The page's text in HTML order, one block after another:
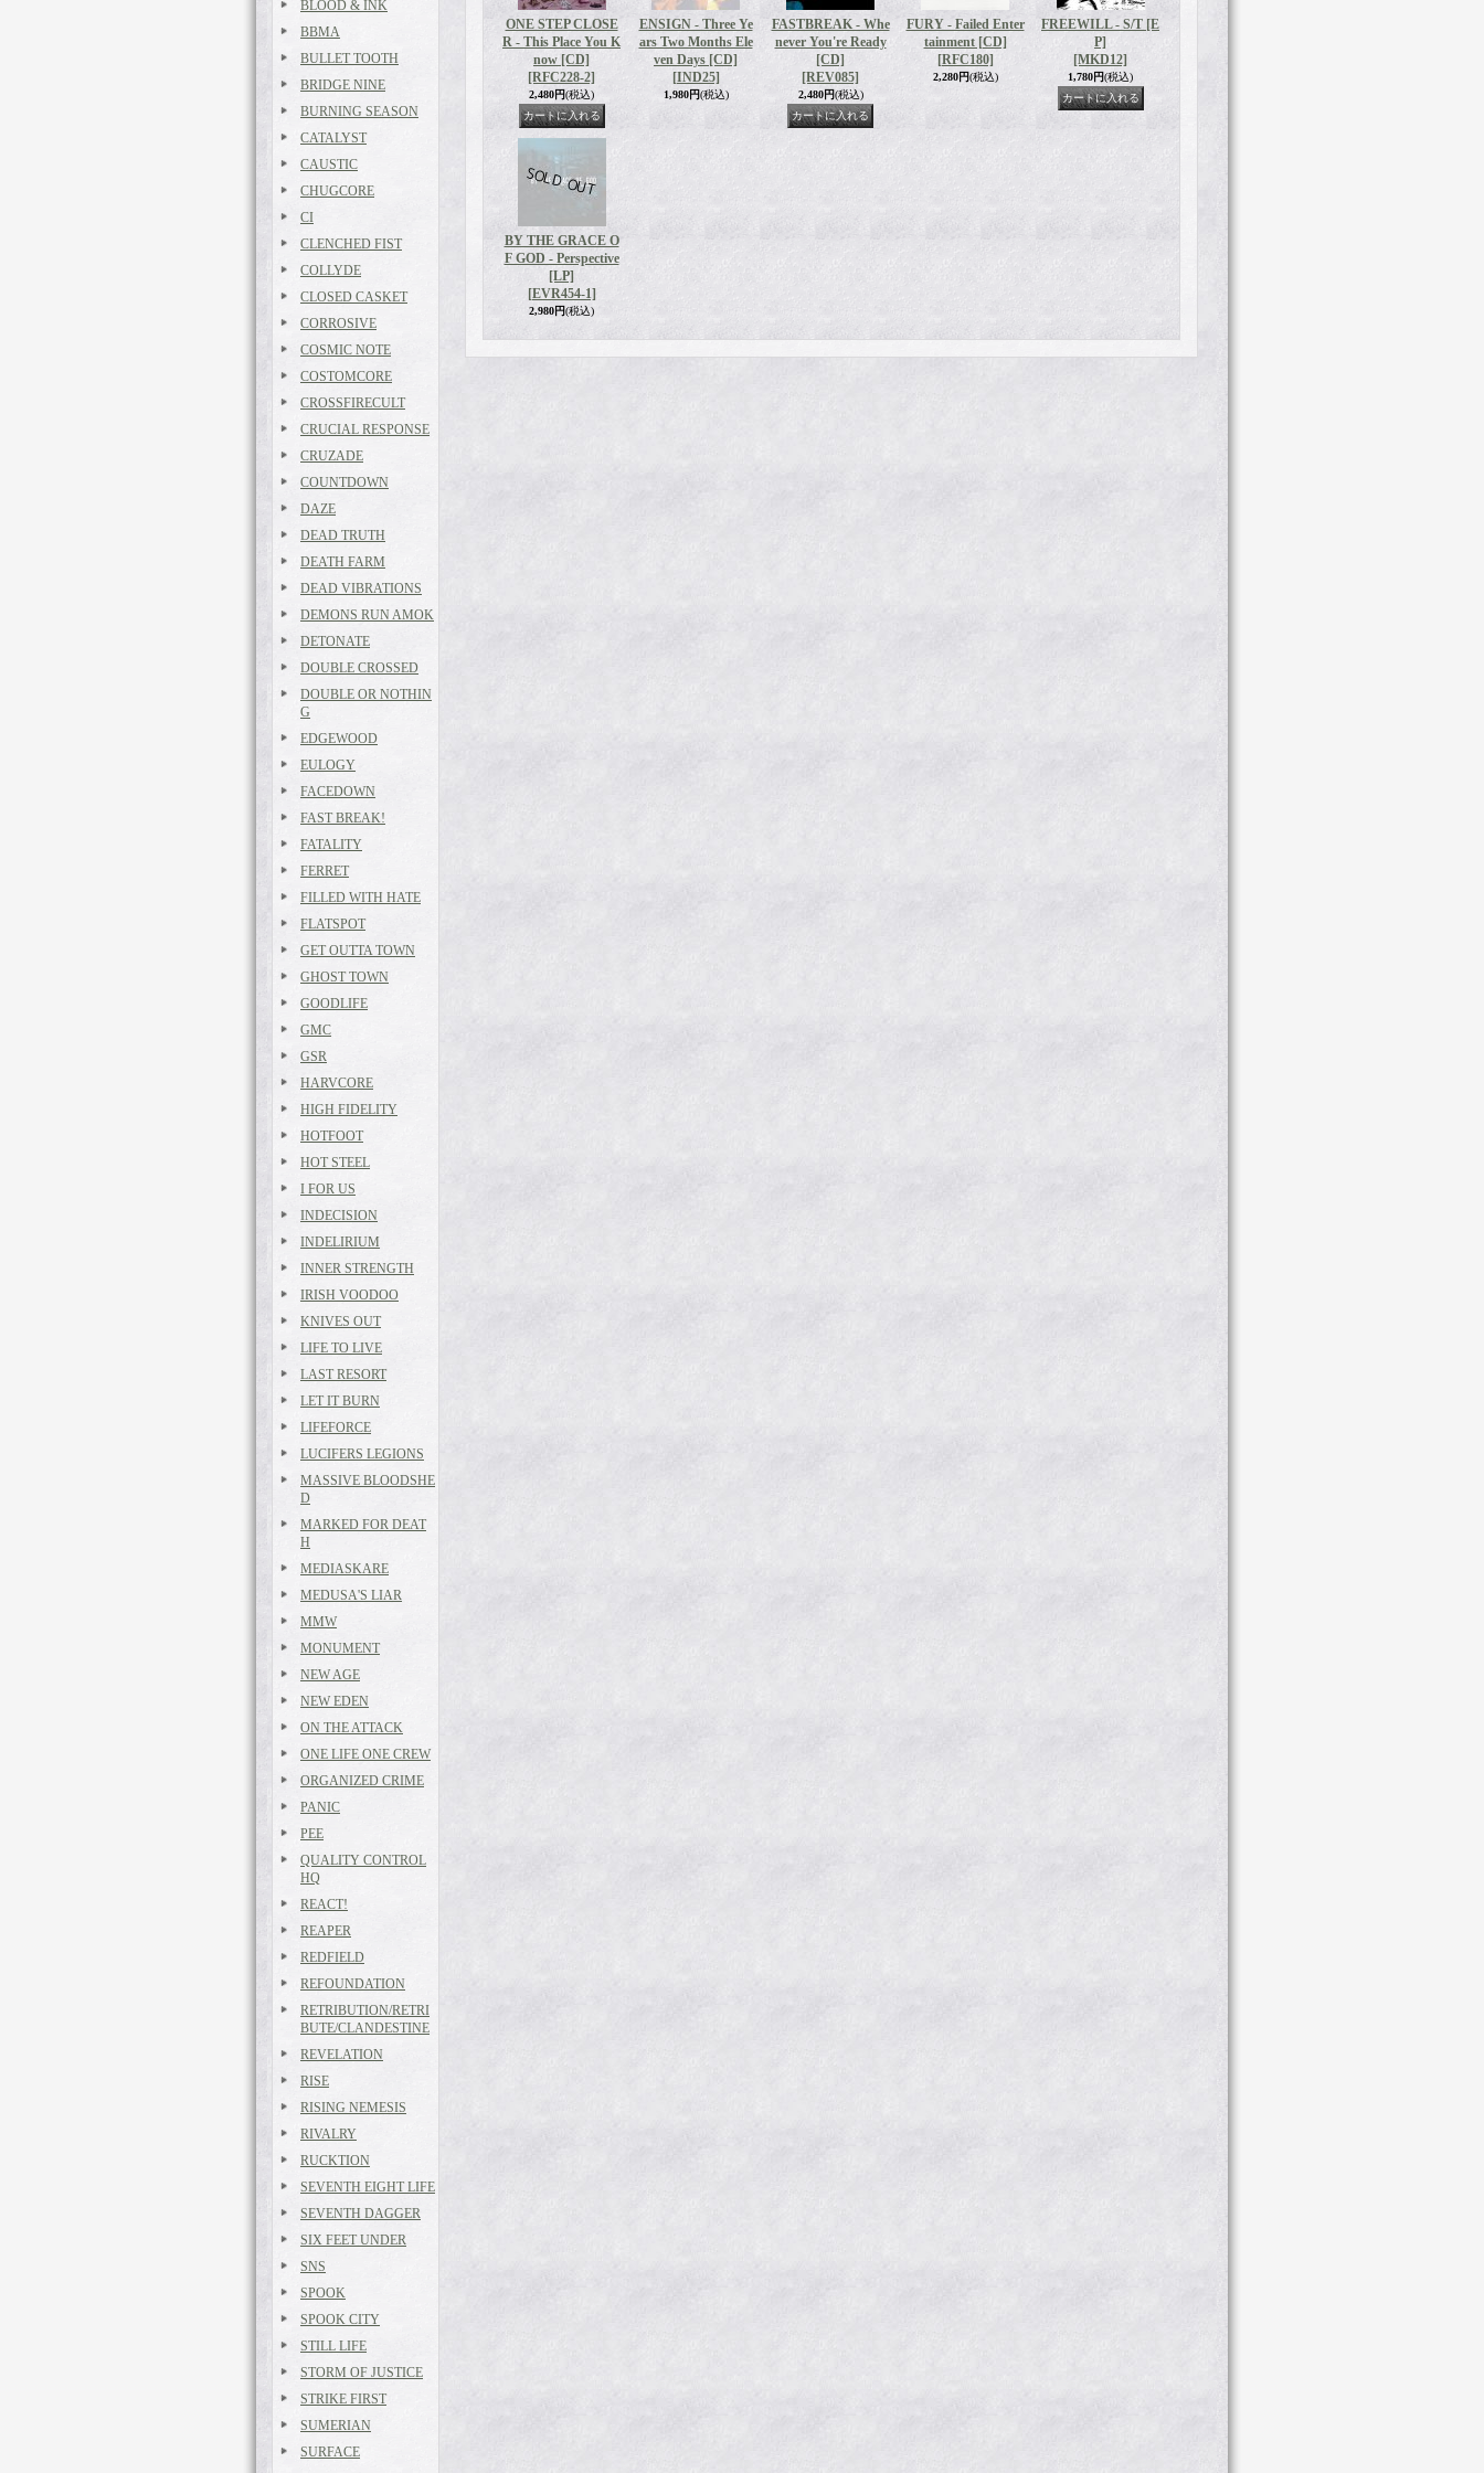
BLOOD & INK
BBMA
BULLET TOOTH
BRIDGE NINE
BURNING SEASON
CATALYST
CAUSTIC
CHUGCORE
CI
CLENCHED FIST
COLLYDE
CLOSED CASKET
CORROSIVE
COSMIC NOTE
COSTOMCORE
CROSSFIRECULT
CRUCIAL RESPONSE
CRUZADE
COUNTDOWN
DAZE
DEAD TRUTH
DEATH FARM
DEAD VIBRATIONS
DEMONS RUN AMOK
DETONATE
DOUBLE CROSSED
DOUBLE OR NOTHIN
G
EDGEWOOD
EULOGY
FACEDOWN
FAST BREAK!
FATALITY
FERRET
FILLED WITH HATE
FLATSPOT
GET OUTTA TOWN
GHOST TOWN
GOODLIFE
GMC
GSR
HARVCORE
HIGH FIDELITY
HOTFOOT
HOT STEEL
I FOR US
INDECISION
INDELIRIUM
INNER STRENGTH
IRISH VOODOO
KNIVES OUT
LIFE TO LIVE
LAST RESORT
LET IT BURN
LIFEFORCE
LUCIFERS LEGIONS
MASSIVE BLOODSHE
D
MARKED FOR DEAT
H
MEDIASKARE
MEDUSA'S LIAR
MMW
MONUMENT
NEW AGE
NEW EDEN
ON THE ATTACK
ONE LIFE ONE CREW
ORGANIZED CRIME
PANIC
PEE
QUALITY CONTROL
HQ
REACT!
REAPER
REDFIELD
REFOUNDATION
RETRIBUTION/RETRI
BUTE/CLANDESTINE
REVELATION
RISE
RISING NEMESIS
RIVALRY
RUCKTION
SEVENTH EIGHT LIFE
SEVENTH DAGGER
SIX FEET UNDER
SNS
SPOOK
SPOOK CITY
STILL LIFE
STORM OF JUSTICE
STRIKE FIRST
SUMERIAN
SURFACE
ONE STEP CLOSE
R - This Place You K
now [CD]
[RFC228-2]
2,480円(税込)
ENSIGN - Three Ye
ars Two Months Ele
ven Days [CD]
[IND25]
1,980円(税込)
FASTBREAK - Whe
never You're Ready
[CD]
[REV085]
2,480円(税込)
FURY - Failed Enter
tainment [CD]
[RFC180]
2,280円(税込)
FREEWILL - S/T [E
P]
[MKD12]
1,780円(税込)
BY THE GRACE O
F GOD - Perspective
[LP]
[EVR454-1]
2,980円(税込)